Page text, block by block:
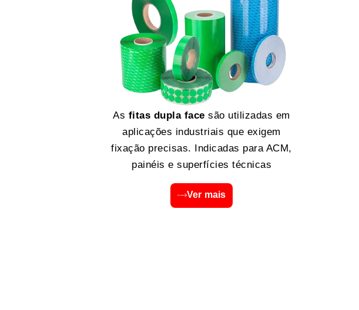
As fitas dupla face são utilizadas em
aplicações industriais que exigem
fixação precisas. Indicadas para ACM,
painéis e superfícies técnicas
Ver mais